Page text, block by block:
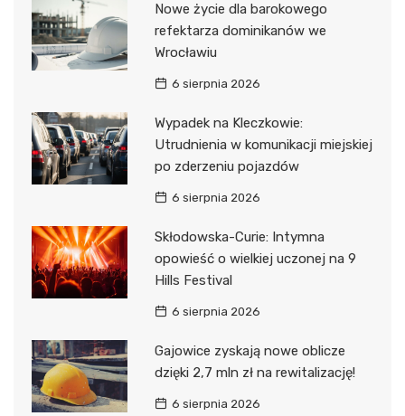
Nowe życie dla barokowego
refektarza dominikanów we
Wrocławiu
6 sierpnia 2026
Wypadek na Kleczkowie:
Utrudnienia w komunikacji miejskiej
po zderzeniu pojazdów
6 sierpnia 2026
Skłodowska-Curie: Intymna
opowieść o wielkiej uczonej na 9
Hills Festival
6 sierpnia 2026
Gajowice zyskają nowe oblicze
dzięki 2,7 mln zł na rewitalizację!
6 sierpnia 2026